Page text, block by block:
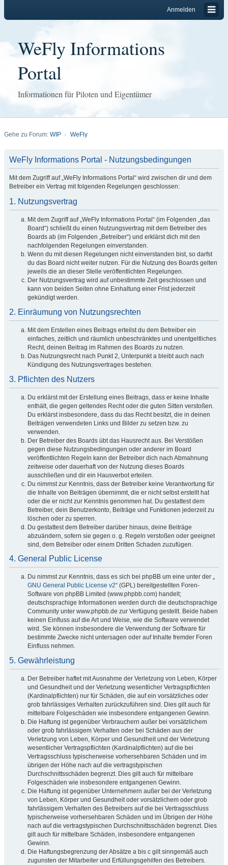
Anmelden
WeFly Informations
Portal
Informationen für Piloten und Eigentümer
Gehe zu Forum: WIP WeFly
WeFly Informations Portal - Nutzungsbedingungen
Mit dem Zugriff auf „WeFly Informations Portal“ wird zwischen dir und dem
Betreiber ein Vertrag mit folgenden Regelungen geschlossen:
1. Nutzungsvertrag
Mit dem Zugriff auf „WeFly Informations Portal“ (im Folgenden „das
Board“) schließt du einen Nutzungsvertrag mit dem Betreiber des
Boards ab (im Folgenden „Betreiber“) und erklärst dich mit den
nachfolgenden Regelungen einverstanden.
Wenn du mit diesen Regelungen nicht einverstanden bist, so darfst
du das Board nicht weiter nutzen. Für die Nutzung des Boards gelten
jeweils die an dieser Stelle veröffentlichten Regelungen.
Der Nutzungsvertrag wird auf unbestimmte Zeit geschlossen und
kann von beiden Seiten ohne Einhaltung einer Frist jederzeit
gekündigt werden.
2. Einräumung von Nutzungsrechten
Mit dem Erstellen eines Beitrags erteilst du dem Betreiber ein
einfaches, zeitlich und räumlich unbeschränktes und unentgeltliches
Recht, deinen Beitrag im Rahmen des Boards zu nutzen.
Das Nutzungsrecht nach Punkt 2, Unterpunkt a bleibt auch nach
Kündigung des Nutzungsvertrages bestehen.
3. Pflichten des Nutzers
Du erklärst mit der Erstellung eines Beitrags, dass er keine Inhalte
enthält, die gegen geltendes Recht oder die guten Sitten verstoßen.
Du erklärst insbesondere, dass du das Recht besitzt, die in deinen
Beiträgen verwendeten Links und Bilder zu setzen bzw. zu
verwenden.
Der Betreiber des Boards übt das Hausrecht aus. Bei Verstößen
gegen diese Nutzungsbedingungen oder anderer im Board
veröffentlichten Regeln kann der Betreiber dich nach Abmahnung
zeitweise oder dauerhaft von der Nutzung dieses Boards
ausschließen und dir ein Hausverbot erteilen.
Du nimmst zur Kenntnis, dass der Betreiber keine Verantwortung für
die Inhalte von Beiträgen übernimmt, die er nicht selbst erstellt hat
oder die er nicht zur Kenntnis genommen hat. Du gestattest dem
Betreiber, dein Benutzerkonto, Beiträge und Funktionen jederzeit zu
löschen oder zu sperren.
Du gestattest dem Betreiber darüber hinaus, deine Beiträge
abzuändern, sofern sie gegen o. g. Regeln verstoßen oder geeignet
sind, dem Betreiber oder einem Dritten Schaden zuzufügen.
4. General Public License
Du nimmst zur Kenntnis, dass es sich bei phpBB um eine unter der „
GNU General Public License v2“ (GPL) bereitgestellten Foren-
Software von phpBB Limited (www.phpbb.com) handelt;
deutschsprachige Informationen werden durch die deutschsprachige
Community unter www.phpbb.de zur Verfügung gestellt. Beide haben
keinen Einfluss auf die Art und Weise, wie die Software verwendet
wird. Sie können insbesondere die Verwendung der Software für
bestimmte Zwecke nicht untersagen oder auf Inhalte fremder Foren
Einfluss nehmen.
5. Gewährleistung
Der Betreiber haftet mit Ausnahme der Verletzung von Leben, Körper
und Gesundheit und der Verletzung wesentlicher Vertragspflichten
(Kardinalpflichten) nur für Schäden, die auf ein vorsätzliches oder
grob fahrlässiges Verhalten zurückzuführen sind. Dies gilt auch für
mittelbare Folgeschäden wie insbesondere entgangenen Gewinn.
Die Haftung ist gegenüber Verbrauchern außer bei vorsätzlichem
oder grob fahrlässigem Verhalten oder bei Schäden aus der
Verletzung von Leben, Körper und Gesundheit und der Verletzung
wesentlicher Vertragspflichten (Kardinalpflichten) auf die bei
Vertragsschluss typischerweise vorhersehbaren Schäden und im
übrigen der Höhe nach auf die vertragstypischen
Durchschnittsschäden begrenzt. Dies gilt auch für mittelbare
Folgeschäden wie insbesondere entgangenen Gewinn.
Die Haftung ist gegenüber Unternehmern außer bei der Verletzung
von Leben, Körper und Gesundheit oder vorsätzlichem oder grob
fahrlässigem Verhalten des Betreibers auf die bei Vertragsschluss
typischerweise vorhersehbaren Schäden und im Übrigen der Höhe
nach auf die vertragstypischen Durchschnittsschäden begrenzt. Dies
gilt auch für mittelbare Schäden, insbesondere entgangenen
Gewinn.
Die Haftungsbegrenzung der Absätze a bis c gilt sinngemäß auch
zugunsten der Mitarbeiter und Erfüllungsgehilfen des Betreibers.